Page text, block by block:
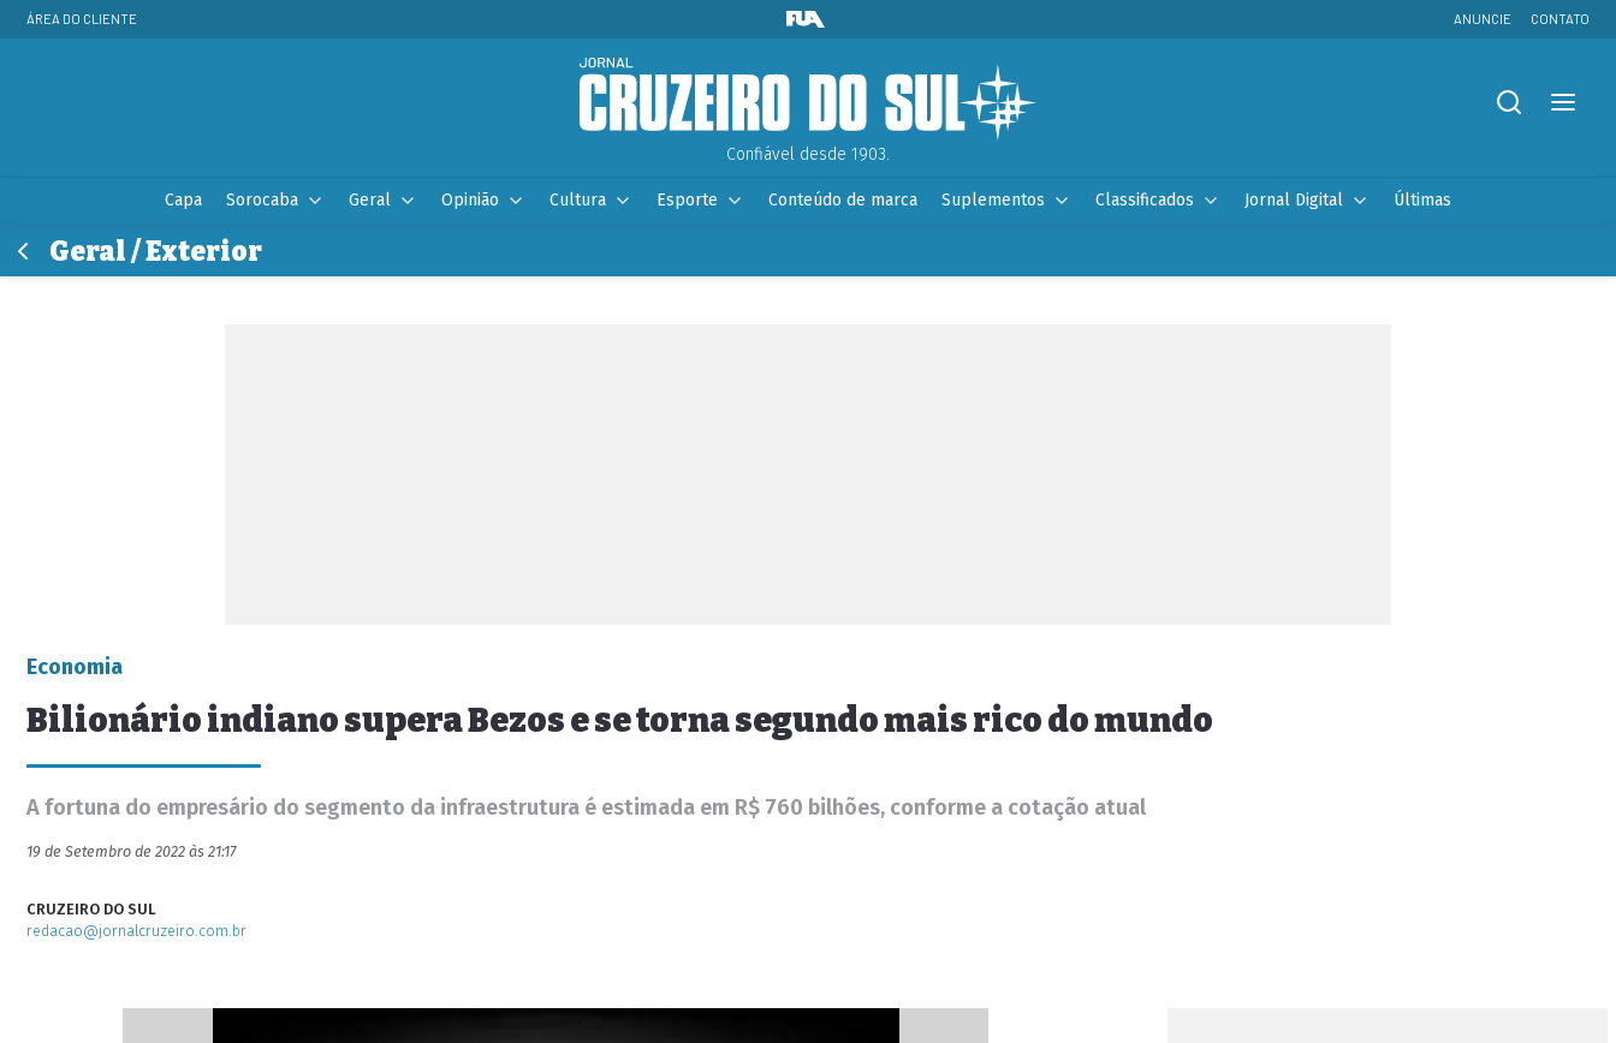
ÁREA DO CLIENTE ANUNCIE CONTATO
Confiável desde 1903.
Capa Sorocaba Geral Opinião Cultura Esporte Conteúdo de marca Suplementos Classificados Jornal Digital Últimas
Geral / Exterior
Economia
Bilionário indiano supera Bezos e se torna segundo mais rico do mundo
A fortuna do empresário do segmento da infraestrutura é estimada em R$ 760 bilhões, conforme a cotação atual
19 de Setembro de 2022 às 21:17
CRUZEIRO DO SUL
redacao@jornalcruzeiro.com.br